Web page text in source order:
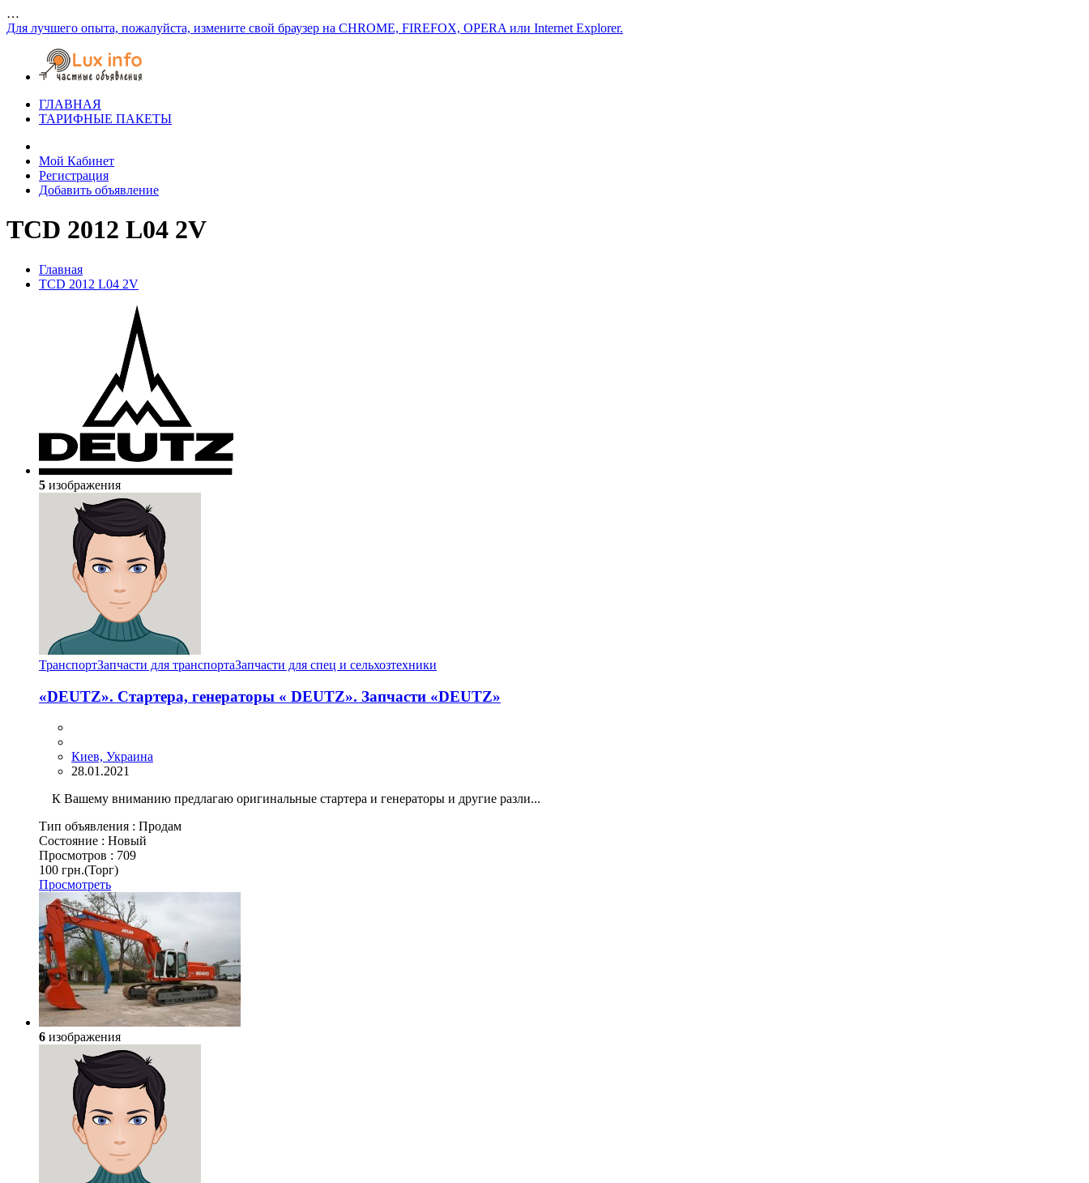
…
Для лучшего опыта, пожалуйста, измените свой браузер на CHROME, FIREFOX, OPERA или Internet Explorer.
ГЛАВНАЯ
ТАРИФНЫЕ ПАКЕТЫ
Мой Кабинет
Регистрация
Добавить объявление
TCD 2012 L04 2V
Главная
TCD 2012 L04 2V
5 изображения
ТранспортЗапчасти для транспортаЗапчасти для спец и сельхозтехники
«DEUTZ». Стартера, генераторы « DEUTZ». Запчасти «DEUTZ»
Киев, Украина
28.01.2021
К Вашему вниманию предлагаю оригинальные стартера и генераторы и другие разли...
Тип объявления : Продам
Состояние : Новый
Просмотров : 709
100 грн.(Торг)
Просмотреть
6 изображения